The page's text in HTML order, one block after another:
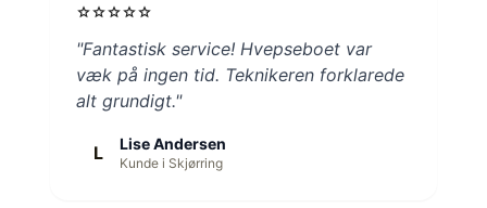
starstarstarstarstar
"Fantastisk service! Hvepseboet var
væk på ingen tid. Teknikeren forklarede
alt grundigt."
L Lise Andersen
Kunde i Skjørring